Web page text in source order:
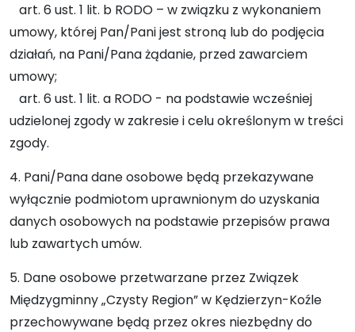
art. 6 ust. 1 lit. b RODO – w związku z wykonaniem
umowy, której Pan/Pani jest stroną lub do podjęcia
działań, na Pani/Pana żądanie, przed zawarciem
umowy;
art. 6 ust. 1 lit. a RODO - na podstawie wcześniej
udzielonej zgody w zakresie i celu określonym w treści
zgody.
4. Pani/Pana dane osobowe będą przekazywane
wyłącznie podmiotom uprawnionym do uzyskania
danych osobowych na podstawie przepisów prawa
lub zawartych umów.
5. Dane osobowe przetwarzane przez Związek
Międzygminny „Czysty Region” w Kędzierzyn-Koźle
przechowywane będą przez okres niezbędny do